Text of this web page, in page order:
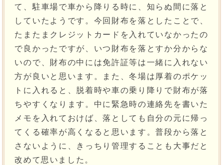
て、駐車場で車から降りる時に、知らぬ間に落と
していたようです。今回財布を落としたことで、
たまたまクレジットカードを入れていなかったの
で良かったですが、いつ財布を落とすか分からな
いので、財布の中には免許証等は一緒に入れない
方が良いと思います。また、冬場は厚着のポケッ
トに入れると、脱着時や車の乗り降りで財布が落
ちやすくなります。中に緊急時の連絡先を書いた
メモを入れておけば、落としても自分の元に帰っ
てくる確率が高くなると思います。普段から落と
さないように、きっちり管理することも大事だと
改めて思いました。